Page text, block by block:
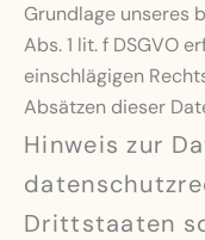
Grundlage unseres
Abs. 1 lit. f DSGVO
einschlägigen
Absätzen dieser
Hinweis zur
Drittstaaten